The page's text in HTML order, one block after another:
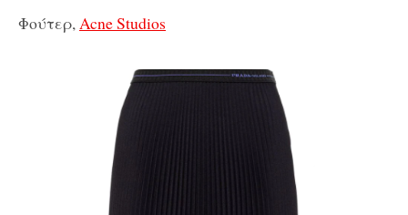
Φούτερ, Acne Studios